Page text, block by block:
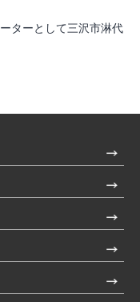
ターとして三沢市淋代